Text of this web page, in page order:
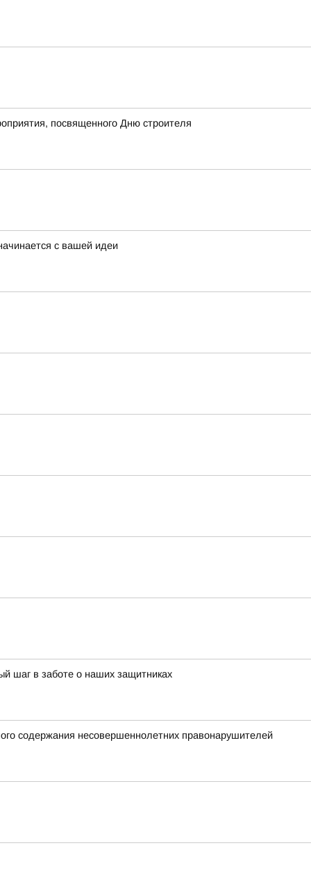
посвященного Дню строителя
с вашей идеи
шаг в заботе о наших защитниках
содержания несовершеннолетних правонарушителей